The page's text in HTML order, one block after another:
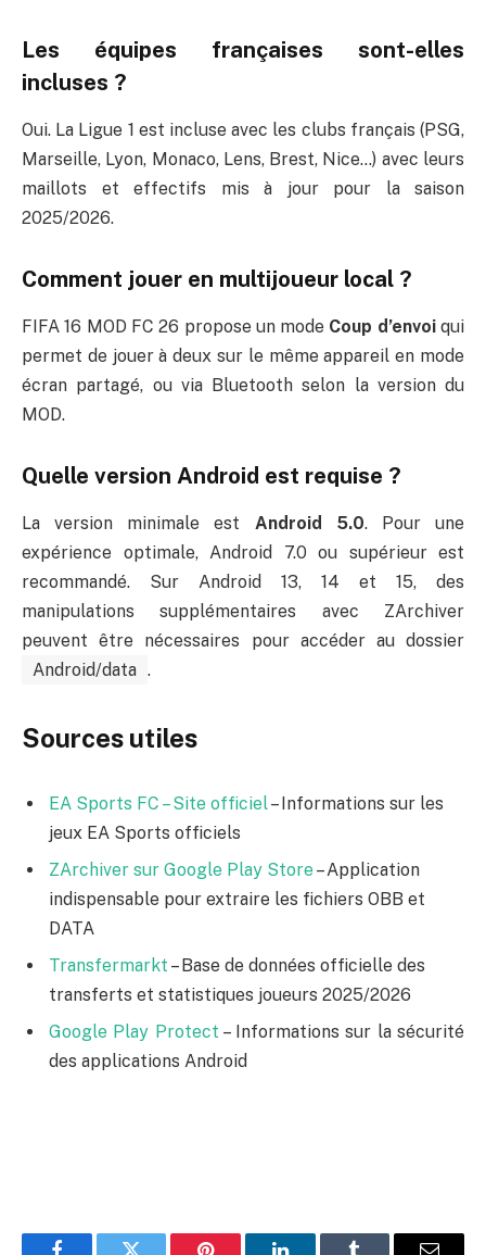
Les équipes françaises sont-elles
incluses ?
Oui. La Ligue 1 est incluse avec les clubs français (PSG,
Marseille, Lyon, Monaco, Lens, Brest, Nice…) avec leurs
maillots et effectifs mis à jour pour la saison
2025/2026.
Comment jouer en multijoueur local ?
FIFA 16 MOD FC 26 propose un mode Coup d’envoiqui
permet de jouer à deux sur le même appareil en mode
écran partagé, ou via Bluetooth selon la version du
MOD.
Quelle version Android est requise ?
La version minimale est Android 5.0. Pour une
expérience optimale, Android 7.0 ou supérieur est
recommandé. Sur Android 13, 14 et 15, des
manipulations supplémentaires avec ZArchiver
peuvent être nécessaires pour accéder au dossier
Android/data .
Sources utiles
EA Sports FC – Site officiel– Informations sur les
jeux EA Sports officiels
ZArchiver sur Google Play Store– Application
indispensable pour extraire les fichiers OBB et
DATA
Transfermarkt – Base de données officielle des
transferts et statistiques joueurs 2025/2026
Google Play Protect – Informations sur la sécurité
des applications Android